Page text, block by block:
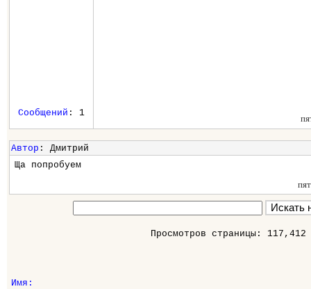
Сообщений : 1
Автор : Дмитрий
Ща попробуем
Просмотров страницы: 117,412
Имя: